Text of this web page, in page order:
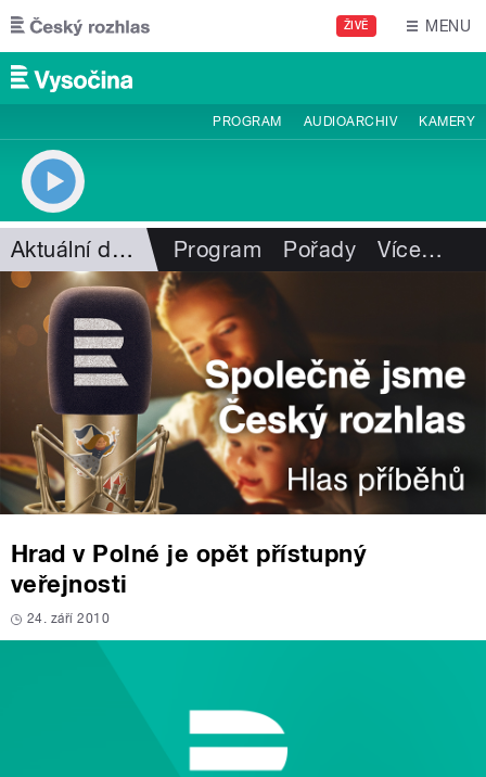
Přejít k hlavnímu obsahu
ŽIVĚ MENU
PROGRAM AUDIOARCHIV KAMERY
Aktuální dění Program Pořady Více…
Hrad v Polné je opět přístupný
veřejnosti
24. září 2010